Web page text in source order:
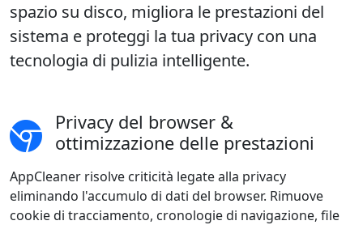
spazio su disco, migliora le prestazioni del
sistema e proteggi la tua privacy con una
tecnologia di pulizia intelligente.
Privacy del browser &
ottimizzazione delle prestazioni
AppCleaner risolve criticità legate alla privacy
eliminando l'accumulo di dati del browser. Rimuove
cookie di tracciamento, cronologie di navigazione, file